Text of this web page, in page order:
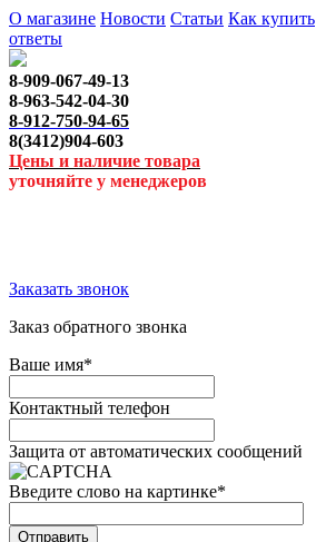
О магазине Новости Статьи Как купить
ответы
8-909-067-49-13
8-963-542-04-30
8-912-750-94-65
8(3412)904-603
Цены и наличие товара
уточняйте у менеджеров
Заказать звонок
Заказ обратного звонка
Ваше имя*
Контактный телефон
Защита от автоматических сообщений
Введите слово на картинке*